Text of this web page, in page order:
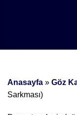
Anasayfa » Göz
Sarkması)